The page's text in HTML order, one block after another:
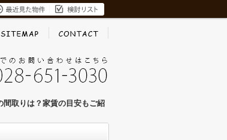
取りは？家賃の目安もご紹